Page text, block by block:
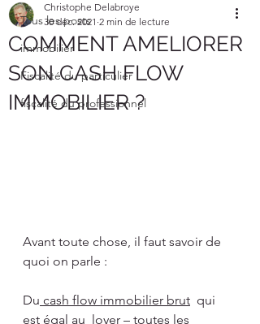
Tous les posts
immobilier
Fiscalité du particulier
fiscalité du professionnel
COMMENT AMELIORER
SON CASH FLOW
IMMOBILIER ?
Christophe Delabroye
30 déc. 2021 2 min de lecture
Avant toute chose, il faut savoir de
quoi on parle :
Du cash flow immobilier brut
  qui
est égal au  loyer – toutes les